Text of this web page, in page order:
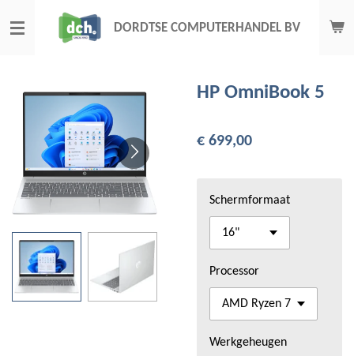
direct
hoofdinhoud
DORDTSE COMPUTERHANDEL BV
HP OmniBook 5
€ 699,00
Schermformaat
Processor
Werkgeheugen